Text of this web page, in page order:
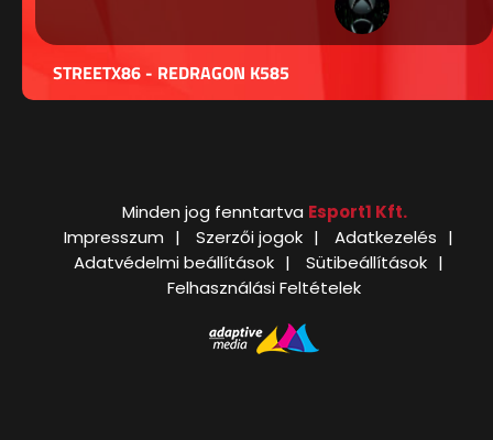
STREETX86 - REDRAGON K585
Minden jog fenntartva Esport1 Kft.
Impresszum
Szerzői jogok
Adatkezelés
Adatvédelmi beállítások
Sütibeállítások
Felhasználási Feltételek